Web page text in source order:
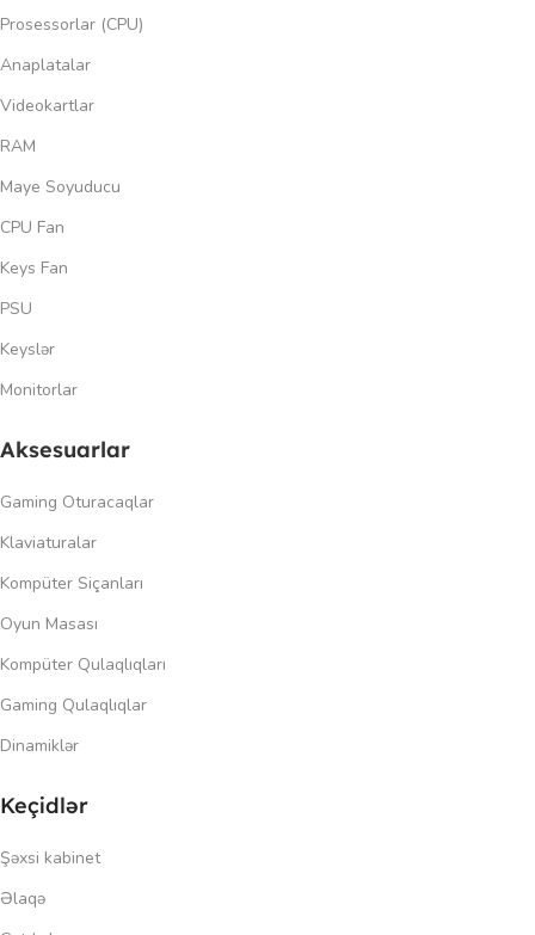
Prosessorlar (CPU)
Anaplatalar
Videokartlar
RAM
Maye Soyuducu
CPU Fan
Keys Fan
PSU
Keyslər
Monitorlar
Aksesuarlar
Gaming Oturacaqlar
Klaviaturalar
Kompüter Siçanları
Oyun Masası
Kompüter Qulaqlıqları
Gaming Qulaqlıqlar
Dinamiklər
Keçidlər
Şəxsi kabinet
Əlaqə